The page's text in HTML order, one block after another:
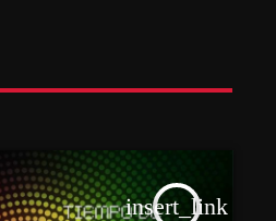
insert_link